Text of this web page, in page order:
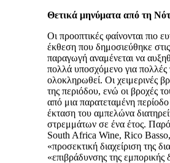
Θετικά μηνύματα από τη
Οι προοπτικές φαίνονται πιο
έκθεση που δημοσιεύθηκε
παραγωγή αναμένεται να
πολλά υποσχόμενο για πολλές
ολοκληρωθεί. Οι χειμερινές
της περιόδου, ενώ οι βροχές
από μια παρατεταμένη
έκταση του αμπελώνα
στρεμμάτων σε ένα έτος.
South Africa Wine, Rico Basso,
«προσεκτική διαχείριση της
«επιβράδυνσης της